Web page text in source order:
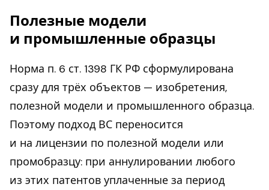
Полезные модели
и промышленные образцы
Норма п. 6 ст. 1398 ГК РФ сформулирована
сразу для трёх объектов — изобретения,
полезной модели и промышленного образца.
Поэтому подход ВС переносится
и на лицензии по полезной модели или
промобразцу: при аннулировании любого
из этих патентов уплаченные за период